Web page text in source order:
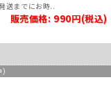
送までにお時..
販売価格: 990円(税込)